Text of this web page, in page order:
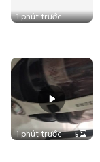
1 phút trước
1 phút trước 5